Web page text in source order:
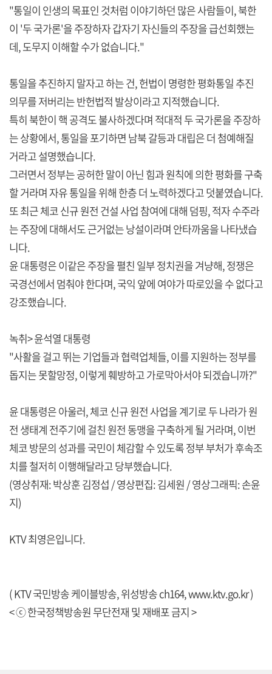
"통일이 인생의 목표인 것처럼 이야기하던 많은 사람들이, 북한
이 '두 국가론'을 주장하자 갑자기 자신들의 주장을 급선회했는
데, 도무지 이해할 수가 없습니다."
통일을 추진하지 말자고 하는 건, 헌법이 명령한 평화통일 추진
의무를 저버리는 반헌법적 발상이라고 지적했습니다.
특히 북한이 핵 공격도 불사하겠다며 적대적 두 국가론을 주장하
는 상황에서, 통일을 포기하면 남북 갈등과 대립은 더 첨예해질
거라고 설명했습니다.
그러면서 정부는 공허한 말이 아닌 힘과 원칙에 의한 평화를 구축
할 거라며 자유 통일을 위해 한층 더 노력하겠다고 덧붙였습니다.
또 최근 체코 신규 원전 건설 사업 참여에 대해 덤핑, 적자 수주라
는 주장에 대해서도 근거없는 낭설이라며 안타까움을 나타냈습
니다.
윤 대통령은 이같은 주장을 펼친 일부 정치권을 겨냥해, 정쟁은
국경선에서 멈춰야 한다며, 국익 앞에 여야가 따로있을 수 없다고
강조했습니다.
녹취> 윤석열 대통령
"사활을 걸고 뛰는 기업들과 협력업체들, 이를 지원하는 정부를
돕지는 못할망정, 이렇게 훼방하고 가로막아서야 되겠습니까?"
윤 대통령은 아울러, 체코 신규 원전 사업을 계기로 두 나라가 원
전 생태계 전주기에 걸친 원전 동맹을 구축하게 될 거라며, 이번
체코 방문의 성과를 국민이 체감할 수 있도록 정부 부처가 후속조
치를 철저히 이행해달라고 당부했습니다.
(영상취재: 박상훈 김정섭 / 영상편집: 김세원 / 영상그래픽: 손윤
지)
KTV 최영은입니다.
( KTV 국민방송 케이블방송, 위성방송 ch164,www.ktv.go.kr)
< ⓒ 한국정책방송원 무단전재 및 재배포 금지 >